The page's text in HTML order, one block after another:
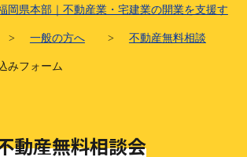
岡県本部｜不動産業・宅建業の開業を支援す
> 一般の方へ > 不動産無料相談
みフォーム
動産無料相談会